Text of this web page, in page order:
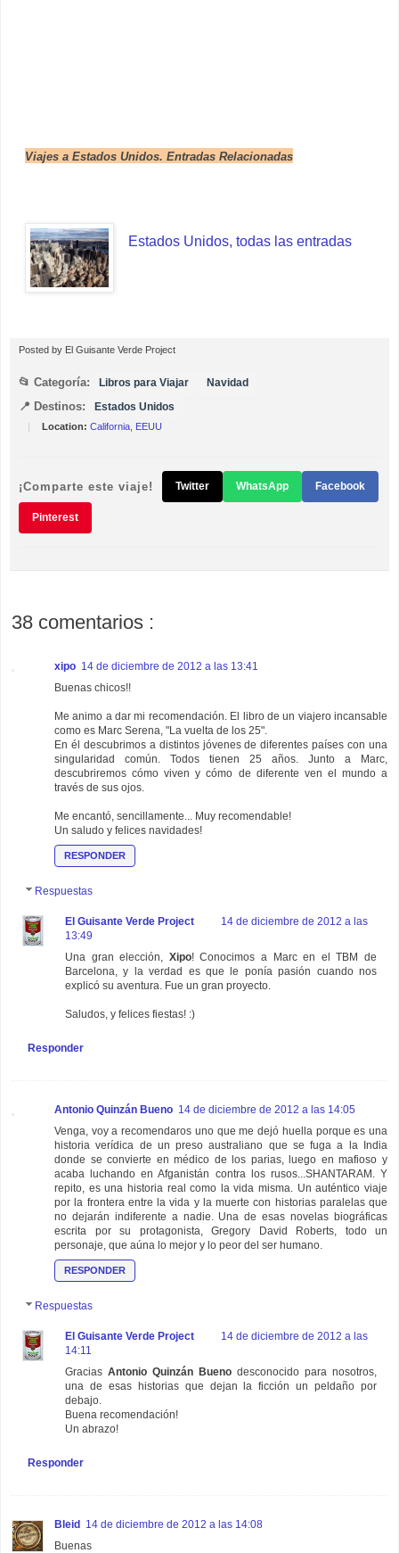
Viajes a Estados Unidos. Entradas Relacionadas
Estados Unidos, todas las entradas
Posted by El Guisante Verde Project
📂 Categoría: Libros para Viajar Navidad
📍 Destinos: Estados Unidos
| Location: California, EEUU
¡Comparte este viaje! Twitter WhatsApp Facebook
Pinterest
38 comentarios :
xipo 14 de diciembre de 2012 a las 13:41
Buenas chicos!!
Me animo a dar mi recomendación. El libro de un viajero incansable
como es Marc Serena, "La vuelta de los 25".
En él descubrimos a distintos jóvenes de diferentes países con una
singularidad común. Todos tienen 25 años. Junto a Marc,
descubriremos cómo viven y cómo de diferente ven el mundo a
través de sus ojos.
Me encantó, sencillamente... Muy recomendable!
Un saludo y felices navidades!
RESPONDER
Respuestas
El Guisante Verde Project
14 de diciembre de 2012 a las
13:49
Una gran elección, Xipo! Conocimos a Marc en el TBM de
Barcelona, y la verdad es que le ponía pasión cuando nos
explicó su aventura. Fue un gran proyecto.
Saludos, y felices fiestas! :)
Responder
Antonio Quinzán Bueno 14 de diciembre de 2012 a las 14:05
Venga, voy a recomendaros uno que me dejó huella porque es una
historia verídica de un preso australiano que se fuga a la India
donde se convierte en médico de los parias, luego en mafioso y
acaba luchando en Afganistán contra los rusos...SHANTARAM. Y
repito, es una historia real como la vida misma. Un auténtico viaje
por la frontera entre la vida y la muerte con historias paralelas que
no dejarán indiferente a nadie. Una de esas novelas biográficas
escrita por su protagonista, Gregory David Roberts, todo un
personaje, que aúna lo mejor y lo peor del ser humano.
RESPONDER
Respuestas
El Guisante Verde Project
14 de diciembre de 2012 a las
14:11
Gracias Antonio Quinzán Bueno desconocido para nosotros,
una de esas historias que dejan la ficción un peldaño por
debajo.
Buena recomendación!
Un abrazo!
Responder
Bleid
14 de diciembre de 2012 a las 14:08
Buenas